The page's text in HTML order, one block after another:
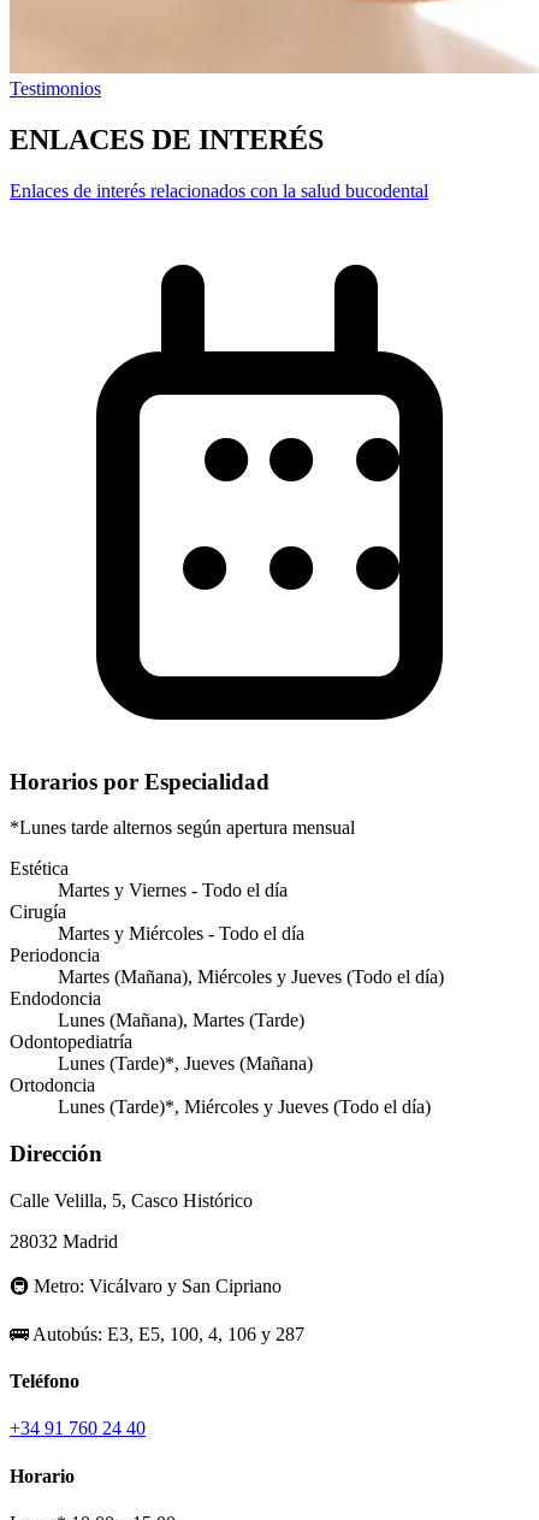
Testimonios
ENLACES DE INTERÉS
Enlaces de interés relacionados con la salud bucodental
Horarios por Especialidad
*Lunes tarde alternos según apertura mensual
Estética
Martes y Viernes - Todo el día
Cirugía
Martes y Miércoles - Todo el día
Periodoncia
Martes (Mañana), Miércoles y Jueves (Todo el día)
Endodoncia
Lunes (Mañana), Martes (Tarde)
Odontopediatría
Lunes (Tarde)*, Jueves (Mañana)
Ortodoncia
Lunes (Tarde)*, Miércoles y Jueves (Todo el día)
Dirección
Calle Velilla, 5, Casco Histórico
28032 Madrid
🚇 Metro: Vicálvaro y San Cipriano
🚌 Autobús: E3, E5, 100, 4, 106 y 287
Teléfono
+34 91 760 24 40
Horario